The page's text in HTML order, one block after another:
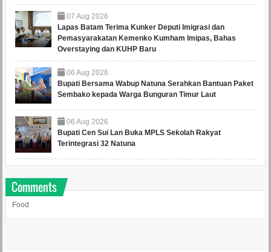
07 Aug 2026
Lapas Batam Terima Kunker Deputi Imigrasi dan
Pemasyarakatan Kemenko Kumham Imipas, Bahas
Overstaying dan KUHP Baru
06 Aug 2026
Bupati Bersama Wabup Natuna Serahkan Bantuan Paket
Sembako kepada Warga Bunguran Timur Laut
06 Aug 2026
Bupati Cen Sui Lan Buka MPLS Sekolah Rakyat
Terintegrasi 32 Natuna
Comments
Food